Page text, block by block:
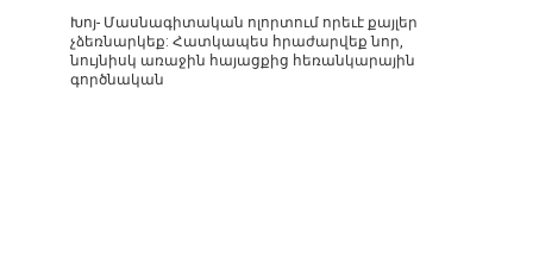
Խոյ- Մասնագիտական ոլորտում որեւէ քայլեր
չձեռնարկեք: Հատկապես հրաժարվեք նոր,
նույնիսկ առաջին հայացքից հեռանկարային
գործնական